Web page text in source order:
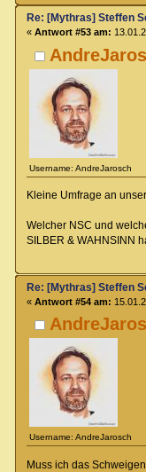
Username: AndreJarosch
Re: [Mythras] Steffen
« Antwort #53 am:
Kleine Umfrage an
Welcher NSC und
SILBER & WAHNSINN
Username: AndreJarosch
Re: [Mythras] Steffen
« Antwort #54 am:
Muss ich das